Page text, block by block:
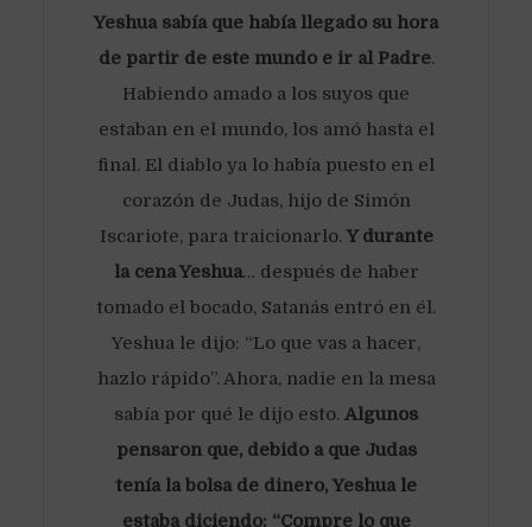
Yeshua sabía que había llegado su hora
de partir de este mundo e ir al Padre.
Habiendo amado a los suyos que
estaban en el mundo, los amó hasta el
final. El diablo ya lo había puesto en el
corazón de Judas, hijo de Simón
Iscariote, para traicionarlo. Y durante
la cena Yeshua… después de haber
tomado el bocado, Satanás entró en él.
Yeshua le dijo: “Lo que vas a hacer,
hazlo rápido”. Ahora, nadie en la mesa
sabía por qué le dijo esto. Algunos
pensaron que, debido a que Judas
tenía la bolsa de dinero, Yeshua le
estaba diciendo: “Compre lo que